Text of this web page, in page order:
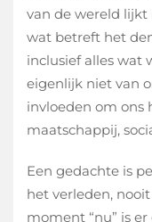
van de wereld
wat betreft het
inclusief alles wat
eigenlijk niet van
invloeden om ons
maatschappij,
Een gedachte is
het verleden,
moment “nu” is